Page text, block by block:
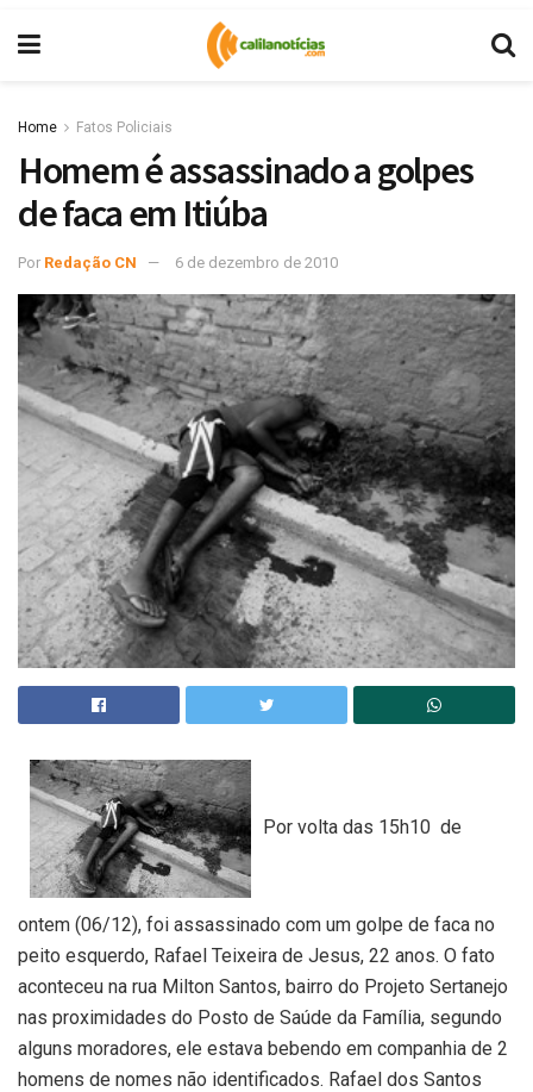
Home Fatos Policiais
Homem é assassinado a golpes
de faca em Itiúba
Por Redação CN 6 de dezembro de 2010
Por volta das 15h10 de
ontem (06/12), foi assassinado com um golpe de faca no
peito esquerdo, Rafael Teixeira de Jesus, 22 anos. O fato
aconteceu na rua Milton Santos, bairro do Projeto Sertanejo
nas proximidades do Posto de Saúde da Família, segundo
alguns moradores, ele estava bebendo em companhia de 2
homens de nomes não identificados. Rafael dos Santos